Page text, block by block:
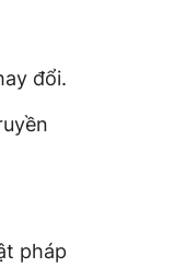
đổi.
pháp